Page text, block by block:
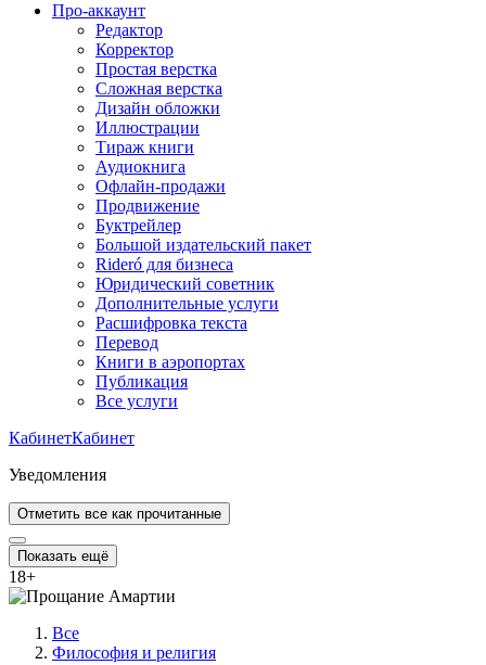
Про-аккаунт
Редактор
Корректор
Простая верстка
Сложная верстка
Дизайн обложки
Иллюстрации
Тираж книги
Аудиокнига
Офлайн-продажи
Продвижение
Буктрейлер
Большой издательский пакет
Rideró для бизнеса
Юридический советник
Дополнительные услуги
Расшифровка текста
Перевод
Книги в аэропортах
Публикация
Все услуги
КабинетКабинет
Уведомления
Отметить все как прочитанные
Показать ещё
18+
Все
Философия и религия